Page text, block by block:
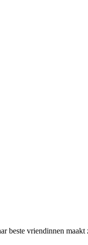
beste vriendinnen